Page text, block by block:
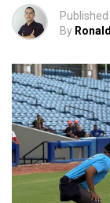
Published
By